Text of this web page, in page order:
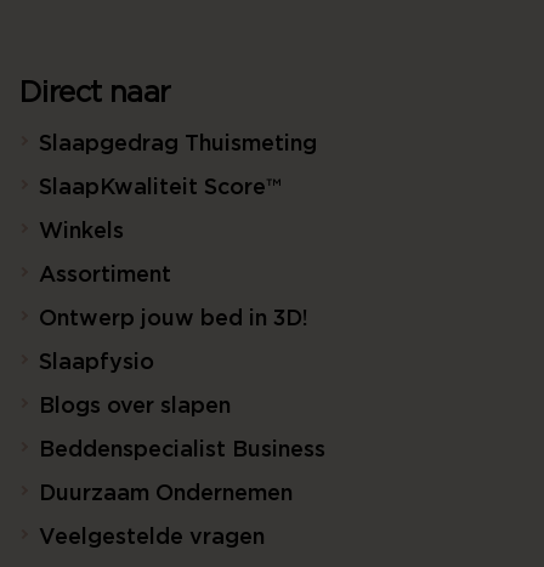
Direct naar
Slaapgedrag Thuismeting
SlaapKwaliteit Score™
Winkels
Assortiment
Ontwerp jouw bed in 3D!
Slaapfysio
Blogs over slapen
Beddenspecialist Business
Duurzaam Ondernemen
Veelgestelde vragen